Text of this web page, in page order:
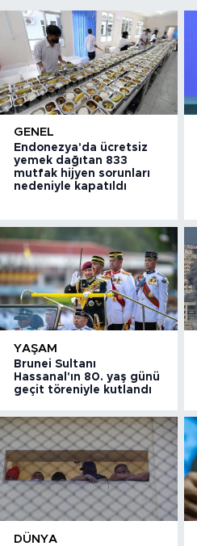
GENEL
Endonezya'da ücretsiz
yemek dağıtan 833
mutfak hijyen sorunları
nedeniyle kapatıldı
YAŞAM
Brunei Sultanı
Hassanal'ın 80. yaş günü
geçit töreniyle kutlandı
DÜNYA